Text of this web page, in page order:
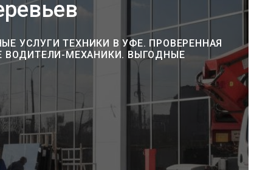
УСЛУГИ ТЕХНИКИ В УФЕ. ПРОВЕРЕННАЯ
ВОДИТЕЛИ-МЕХАНИКИ. ВЫГОДНЫЕ